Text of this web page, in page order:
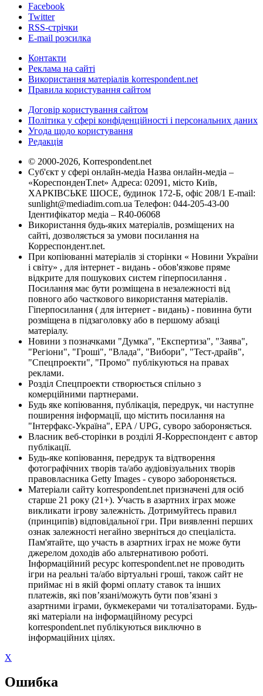
Facebook
Twitter
RSS-стрічки
E-mail розсилка
Контакти
Реклама на сайті
Використання матеріалів korrespondent.net
Правила користування сайтом
Договір користування сайтом
Політика у сфері конфіденційності і персональних даних
Угода щодо користування
Редакція
© 2000-2026, Korrespondent.net
Суб'єкт у сфері онлайн-медіа Назва онлайн-медіа –
«КореспонденТ.net» Адреса: 02091, місто Київ,
ХАРКІВСЬКЕ ШОСЕ, будинок 172-Б, офіс 208/1 E-mail:
sunlight@mediadim.com.ua Телефон: 044-205-43-00
Ідентифікатор медіа – R40-06068
Використання будь-яких матеріалів, розміщених на
сайті, дозволяється за умови посилання на
Корреспондент.net.
При копіюванні матеріалів зі сторінки « Новини України
і світу» , для інтернет - видань - обов'язкове пряме
відкрите для пошукових систем гіперпосилання .
Посилання має бути розміщена в незалежності від
повного або часткового використання матеріалів.
Гіперпосилання ( для інтернет - видань) - повинна бути
розміщена в підзаголовку або в першому абзаці
матеріалу.
Новини з позначками "Думка", "Експертиза", "Заява",
"Регіони", "Гроші", "Влада", "Вибори", "Тест-драйв",
"Спецпроекти", "Промо" публікуються на правах
реклами.
Розділ Спецпроекти створюється спільно з
комерційними партнерами.
Будь яке копіювання, публікація, передрук, чи наступне
поширення інформації, що містить посилання на
"Інтерфакс-Україна", EPA / UPG, суворо забороняється.
Власник веб-сторінки в розділі Я-Корреспондент є автор
публікації.
Будь-яке копіювання, передрук та відтворення
фотографічних творів та/або аудіовізуальних творів
правовласника Getty Images - суворо забороняється.
Матеріали сайту korrespondent.net призначені для осіб
старше 21 року (21+). Участь в азартних іграх може
викликати ігрову залежність. Дотримуйтесь правил
(принципів) відповідальної гри. При виявленні перших
ознак залежності негайно зверніться до спеціаліста.
Пам'ятайте, що участь в азартних іграх не може бути
джерелом доходів або альтернативою роботі.
Інформаційний ресурс korrespondent.net не проводить
ігри на реальні та/або віртуальні гроші, також сайт не
приймає ні в якій формі оплату ставок та інших
платежів, які пов’язані/можуть бути пов’язані з
азартними іграми, букмекерами чи тоталізаторами. Будь-
які матеріали на інформаційному ресурсі
korrespondent.net публікуються виключно в
інформаційних цілях.
X
Ошибка